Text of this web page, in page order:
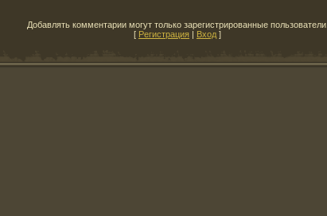
Добавлять комментарии могут только зарегистрированные пользователи.
[ Регистрация | Вход ]